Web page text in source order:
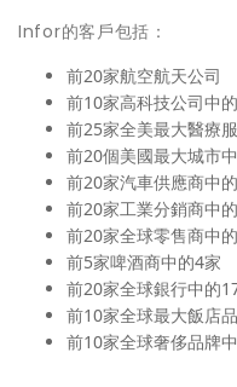
Infor的客戶包括：
前20家航空航天公司
前10家高科技公司中
前25家全美最大醫療
前20個美國最大城市
前20家汽車供應商中
前20家工業分銷商中
前20家全球零售商中
前5家啤酒商中的4家
前20家全球銀行中的
前10家全球最大飯店
前10家全球奢侈品牌